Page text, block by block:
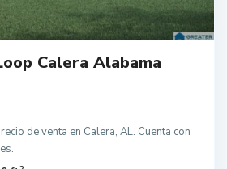
Calera Alabama
de venta en Calera, AL. Cuenta con